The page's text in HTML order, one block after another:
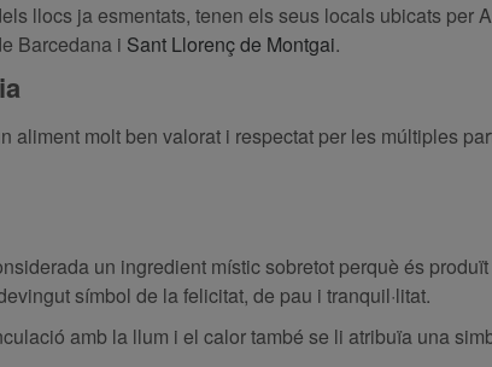
llocs ja esmentats, tenen els seus locals ubicats
Barcedana i Sant Llorenç de Montgai.
aliment molt ben valorat i respectat per les múltiples
un ingredient místic sobretot perquè és
símbol de la felicitat, de pau i tranquil·litat.
amb la llum i el calor també se li atribuïa una